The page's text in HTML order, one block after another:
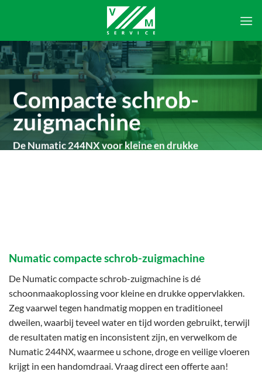
Compacte schrob-
zuigmachine
De Numatic 244NX voor kleine en drukke
Numatic compacte schrob-zuigmachine
De Numatic compacte schrob-zuigmachine is dé
schoonmaakoplossing voor kleine en drukke oppervlakken.
Zeg vaarwel tegen handmatig moppen en traditioneel
dweilen, waarbij teveel water en tijd worden gebruikt, terwijl
de resultaten matig en inconsistent zijn, en verwelkom de
Numatic 244NX, waarmee u schone, droge en veilige vloeren
krijgt in een handomdraai. Vraag direct een offerte aan!